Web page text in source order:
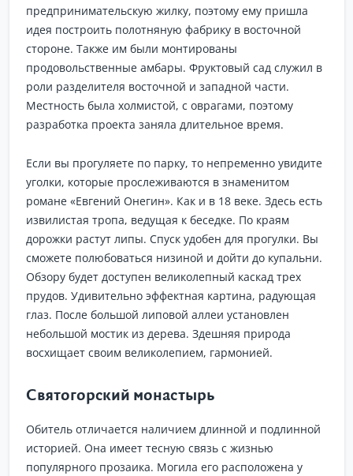
предпринимательскую жилку, поэтому ему пришла
идея построить полотняную фабрику в восточной
стороне. Также им были монтированы
продовольственные амбары. Фруктовый сад служил в
роли разделителя восточной и западной части.
Местность была холмистой, с оврагами, поэтому
разработка проекта заняла длительное время.
Если вы прогуляете по парку, то непременно увидите
уголки, которые прослеживаются в знаменитом
романе «Евгений Онегин». Как и в 18 веке. Здесь есть
извилистая тропа, ведущая к беседке. По краям
дорожки растут липы. Спуск удобен для прогулки. Вы
сможете полюбоваться низиной и дойти до купальни.
Обзору будет доступен великолепный каскад трех
прудов. Удивительно эффектная картина, радующая
глаз. После большой липовой аллеи установлен
небольшой мостик из дерева. Здешняя природа
восхищает своим великолепием, гармонией.
Святогорский монастырь
Обитель отличается наличием длинной и подлинной
историей. Она имеет тесную связь с жизнью
популярного прозаика. Могила его расположена у